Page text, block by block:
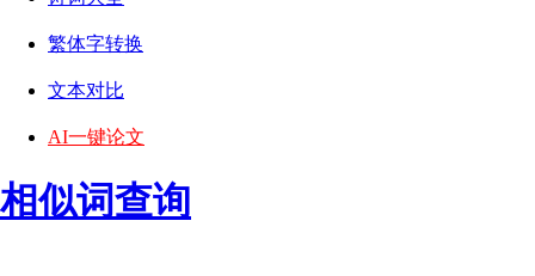
繁体字转换
文本对比
AI一键论文
相似词查询